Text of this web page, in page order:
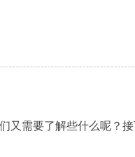
又需要了解些什么呢？